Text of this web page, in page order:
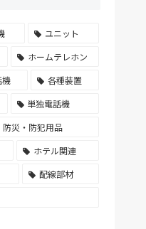
ユニット
ホームテレホン
機
各種装置
単独電話機
防災・防犯用品
ホテル関連
配線部材